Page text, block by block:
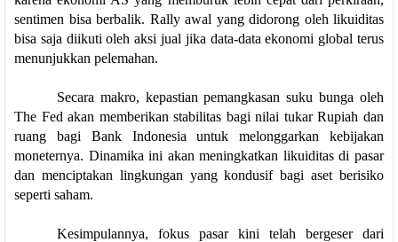
sentimen bisa berbalik. Rally awal yang didorong oleh likuiditas
bisa saja diikuti oleh aksi jual jika data-data ekonomi global terus
menunjukkan pelemahan.
Secara makro, kepastian pemangkasan suku bunga oleh
The Fed akan memberikan stabilitas bagi nilai tukar Rupiah dan
ruang bagi Bank Indonesia untuk melonggarkan kebijakan
moneternya. Dinamika ini akan meningkatkan likuiditas di pasar
dan menciptakan lingkungan yang kondusif bagi aset berisiko
seperti saham.
Kesimpulannya, fokus pasar kini telah bergeser dari